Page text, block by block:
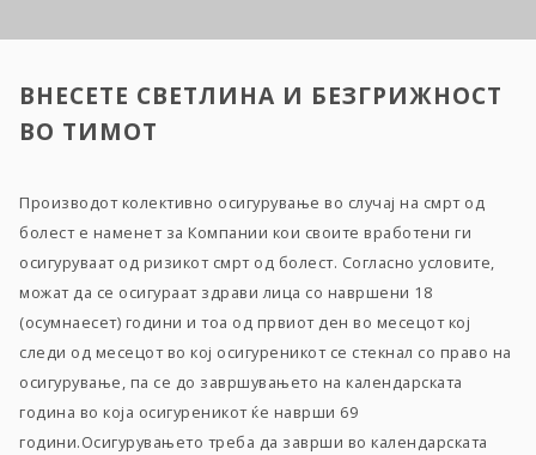
ВНЕСЕТЕ СВЕТЛИНА И БЕЗГРИЖНОСТ
ВО ТИМОТ
Производот колективно осигурување во случај на смрт од
болест е наменет за Компании кои своите вработени ги
осигуруваат од ризикот смрт од болест. Согласно условите,
можат да се осигураат здрави лица со навршени 18
(осумнаесет) години и тоа од првиот ден во месецот кој
следи од месецот во кој осигуреникот се стекнал со право на
осигурување, па се до завршувањето на календарската
година во која осигуреникот ќе наврши 69
години.Осигурувањето треба да заврши во календарската